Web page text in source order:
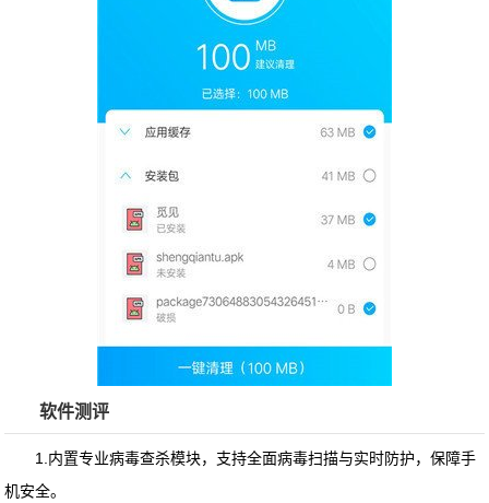
软件测评
1.内置专业病毒查杀模块，支持全面病毒扫描与实时防护，保障手
机安全。